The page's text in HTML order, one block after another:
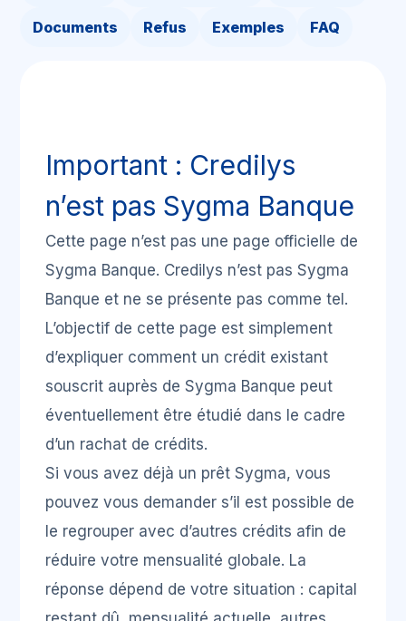
Documents Refus Exemples FAQ
Important : Credilys
n’est pas Sygma Banque
Cette page n’est pas une page officielle de
Sygma Banque. Credilys n’est pas Sygma
Banque et ne se présente pas comme tel.
L’objectif de cette page est simplement
d’expliquer comment un crédit existant
souscrit auprès de Sygma Banque peut
éventuellement être étudié dans le cadre
d’un rachat de crédits.
Si vous avez déjà un prêt Sygma, vous
pouvez vous demander s’il est possible de
le regrouper avec d’autres crédits afin de
réduire votre mensualité globale. La
réponse dépend de votre situation : capital